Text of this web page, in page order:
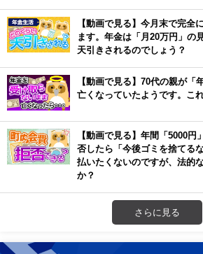
【動画で見る】今月末で完全
ます。年金は「月20万円」の
天引きされるのでしょう？
【動画で見る】70代の親が「
亡くなっていたようです。こ
【動画で見る】年間「5000円
否したら「今後ゴミを捨てる
払いたくないのですが、法的
か？
さらに見る